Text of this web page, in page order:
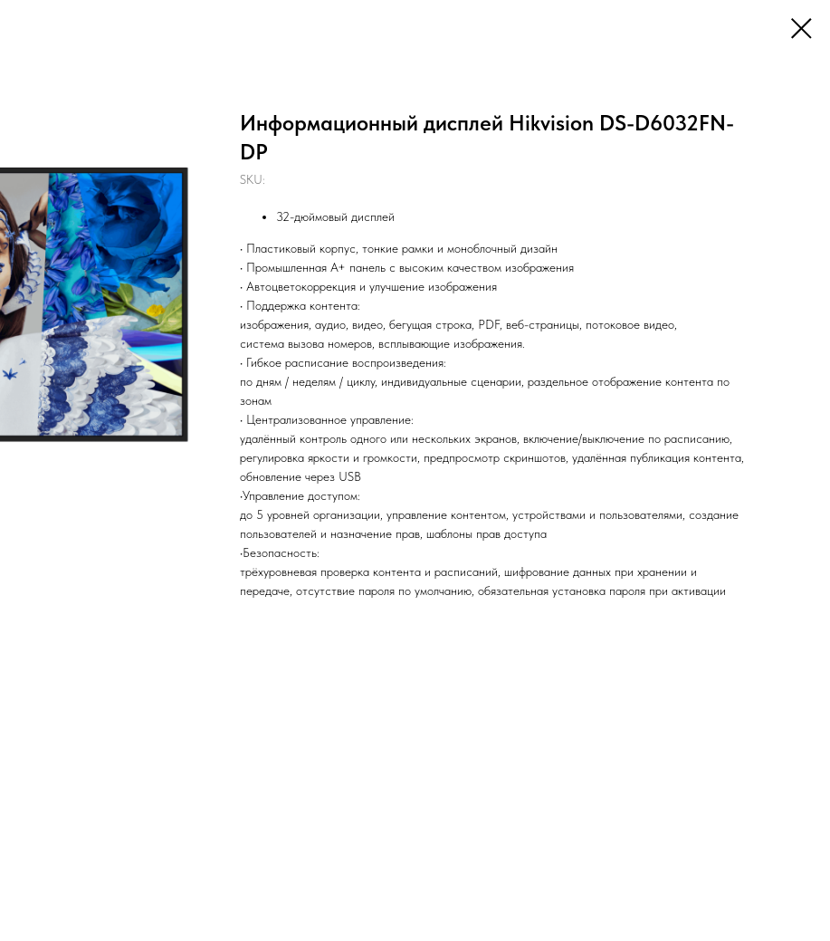
Информационный дисплей Hikvision DS-D6032FN-
DP
SKU:
32-дюймовый дисплей
• Пластиковый корпус, тонкие рамки и моноблочный дизайн
• Промышленная A+ панель с высоким качеством изображения
• Автоцветокоррекция и улучшение изображения
• Поддержка контента:
изображения, аудио, видео, бегущая строка, PDF, веб-страницы, потоковое видео,
система вызова номеров, всплывающие изображения.
• Гибкое расписание воспроизведения:
по дням / неделям / циклу, индивидуальные сценарии, раздельное отображение контента по
зонам
• Централизованное управление:
удалённый контроль одного или нескольких экранов, включение/выключение по расписанию,
регулировка яркости и громкости, предпросмотр скриншотов, удалённая публикация контента,
обновление через USB
•Управление доступом:
до 5 уровней организации, управление контентом, устройствами и пользователями, создание
пользователей и назначение прав, шаблоны прав доступа
•Безопасность:
трёхуровневая проверка контента и расписаний, шифрование данных при хранении и
передаче, отсутствие пароля по умолчанию, обязательная установка пароля при активации